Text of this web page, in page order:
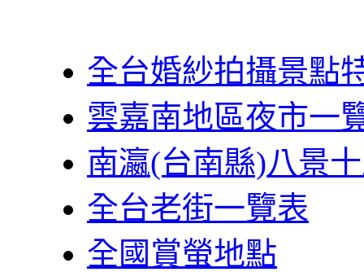
全台婚紗拍攝景點
雲嘉南地區夜市一
南瀛(台南縣)八景
全台老街一覽表
全國賞螢地點